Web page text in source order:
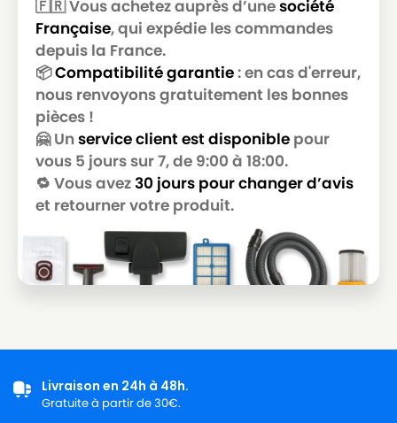
KEW
KEW VL 200
KEW
KEW VL 500
🇫🇷 Vous achetez auprès d’unesociété
Française, qui expédie les commandes
depuis la France.
📦Compatibilité garantie: en cas d'erreur,
nous renvoyons gratuitement les bonnes
pièces !
🤗 Un service client est disponible pour
vous 5 jours sur 7, de 9:00 à 18:00.
🔁 Vous avez30 jours pour changer d’avis
et retourner votre produit.
Livraison en 24h à 48h.
Gratuite à partir de 30€.